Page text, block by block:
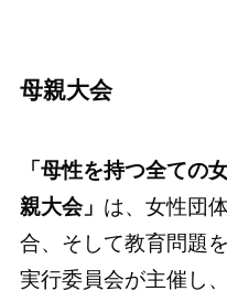
母親大会
「母性を持つ全ての女
親大会」 は、女性団
合、そして教育問題
実行委員会が主催し